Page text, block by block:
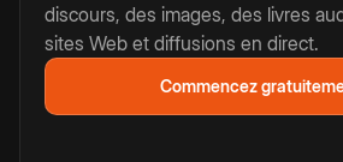
discours, des images, des livres
sites Web et diffusions en direct.
Commencez